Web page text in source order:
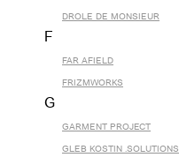
DROLE DE MONSIEUR
F
FAR AFIELD
FRIZMWORKS
G
GARMENT PROJECT
GLEB KOSTIN .SOLUTIONS